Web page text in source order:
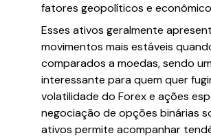
fatores geopolíticos e
Esses ativos geralmente
movimentos mais estáveis
comparados a moedas, sendo
interessante para quem quer
volatilidade do Forex e ações
negociação de opções binárias
ativos permite acompanhar